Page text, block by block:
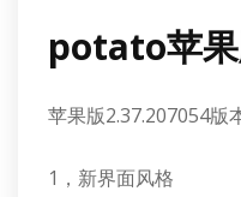
potato苹
苹果版2.37.207054版
1，新界面风格